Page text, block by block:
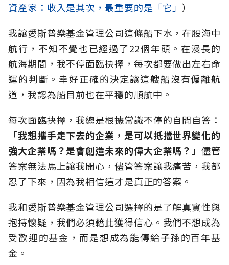
資產家：收入是其次，最重要的是「它」 ）
我讓愛斯普樂基金管理公司這條船下水，在股海中
航行，不知不覺也已經過了22個年頭。在漫長的
航海期間，我不停面臨抉擇，每次都要做出左右命
運的判斷。幸好正確的決定讓這艘船沒有偏離航
道，我認為船目前也在平穩的順航中。
每次面臨抉擇，我總是根據常識不停的自問自答：
「我想攜手走下去的企業，是可以抵擋世界變化的
強大企業嗎？是會創造未來的偉大企業嗎？ 」儘管
答案無法馬上讓我開心，儘管答案讓我痛苦，我都
忍了下來，因為我相信這才是真正的答案。
我和愛斯普樂基金管理公司選擇的是了解真實性與
抱持懷疑，我們必須藉此獲得信心。我們不想成為
受歡迎的基金，而是想成為能傳給子孫的百年基
金。